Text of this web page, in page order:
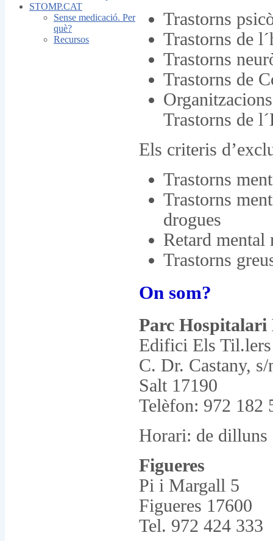
Trastorns
Trastorns de
Trastorns
Trastorns de
Trastorns de
Els criteris
Trastorns
Trastorns
drogues
Retard mental
Trastorns
On som?
Parc
Edifici Els Til.lers
C. Dr. Castany, s/
Salt 17190
Telèfon: 972 182
Horari: de dilluns
Figueres
Pi i Margall 5
Figueres 17600
Tel. 972 424 333
STOMP.CAT
Sense medicació. Per
què?
Recursos